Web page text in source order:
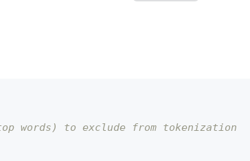
words) to exclude from tokenization